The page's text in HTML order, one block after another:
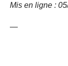
Mis en ligne :
—